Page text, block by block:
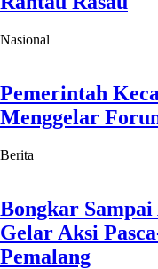
Nasional
Pemerintah
Menggelar
Berita
Bongkar
Gelar Aksi
Pemalang